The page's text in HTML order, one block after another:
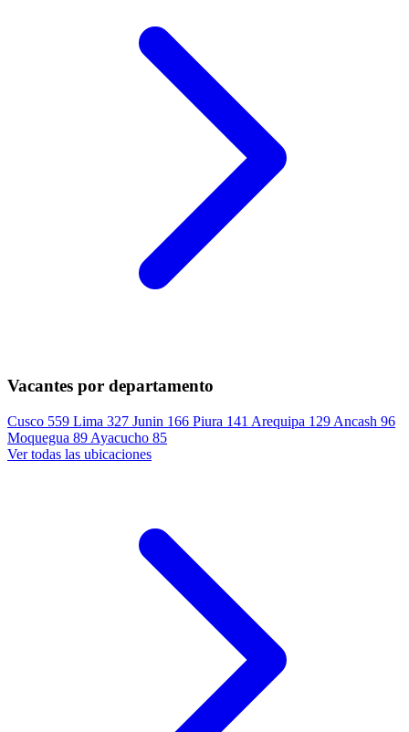
Vacantes por departamento
Cusco 559 Lima 327 Junin 166 Piura 141 Arequipa 129 Ancash 96
Moquegua 89 Ayacucho 85
Ver todas las ubicaciones